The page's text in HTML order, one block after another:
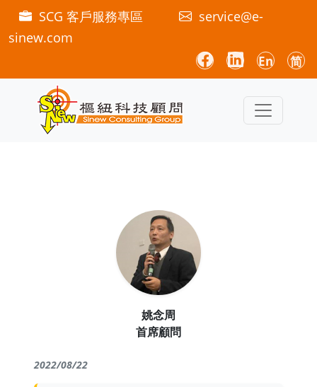
SCG 客戶服務專區
service@e-
sinew.com
En 简
姚念周
首席顧問
2022/08/22